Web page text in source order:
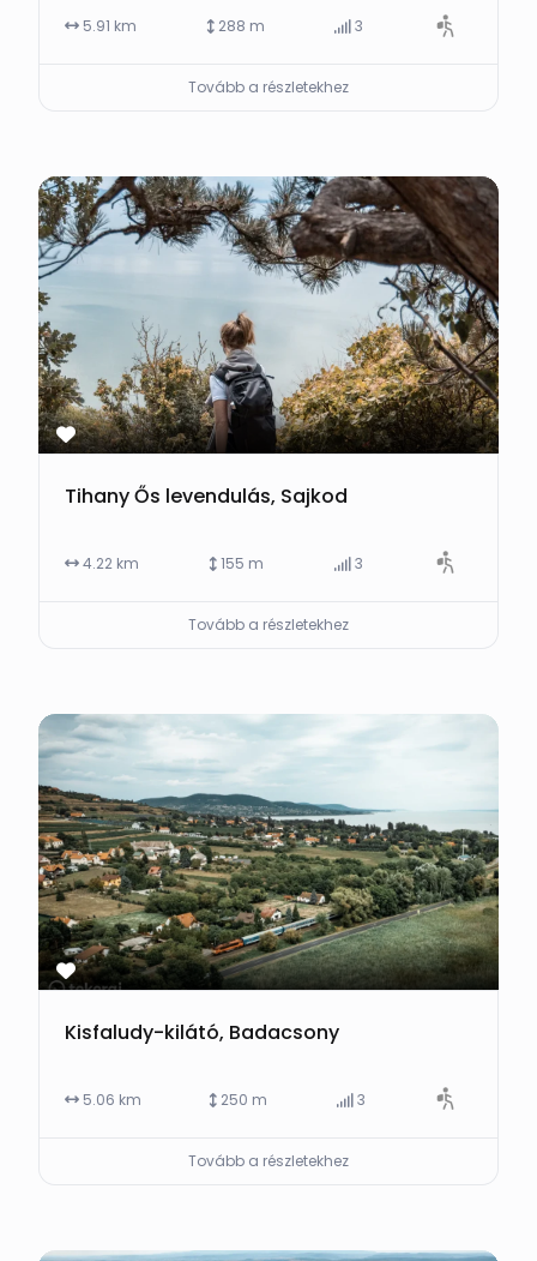
5.91 km 288 m 3
Tovább a részletekhez
Tihany Ős levendulás, Sajkod
4.22 km 155 m 3
Tovább a részletekhez
Kisfaludy-kilátó, Badacsony
5.06 km 250 m 3
Tovább a részletekhez